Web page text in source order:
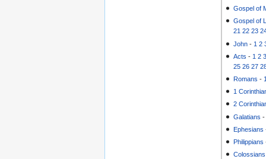
Gospel of
Gospel of
21 22 23
John - 1 2
Acts - 1 2
25 26 27
Romans -
1
2
Galatians
Ephesians
Philippians
Colossians